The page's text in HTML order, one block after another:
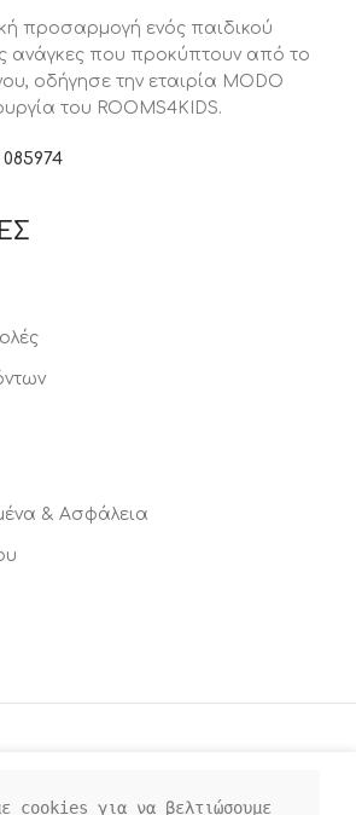
προσαρμογή ενός παιδικού
ανάγκες που προκύπτουν από το
oδήγησε την εταιρία MODO
του ROOMS4KIDS.
085974
& Ασφάλεια
cookies για να βελτιώσουμε